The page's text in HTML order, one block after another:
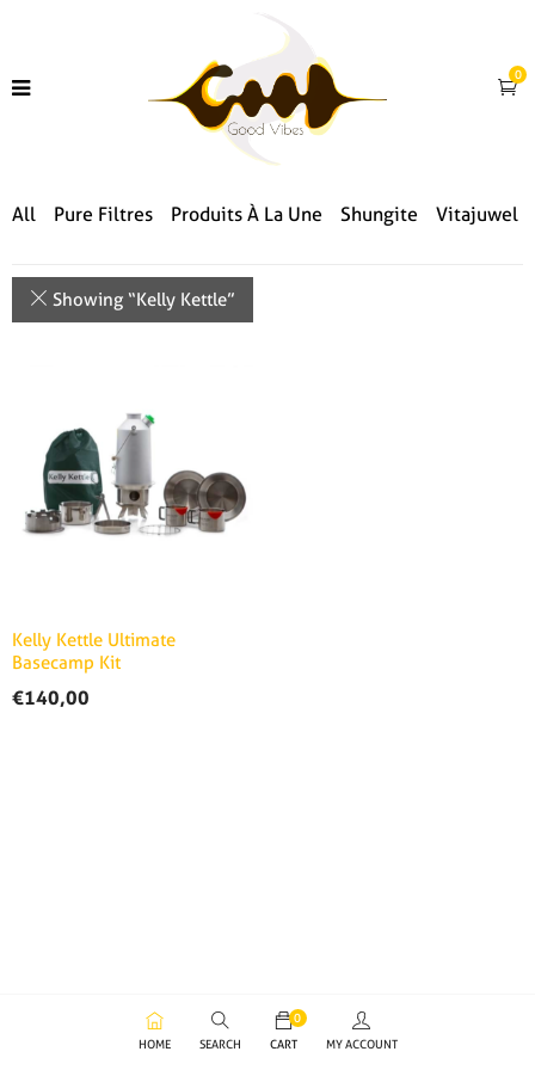
0
All Pure Filtres Produits À La Une Shungite Vitajuwel
Showing “Kelly Kettle”
Kelly Kettle Ultimate
Basecamp Kit
€140,00
HOME SEARCH
0
CART
MY ACCOUNT